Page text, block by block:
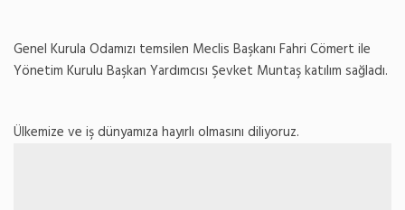
Genel Kurula Odamızı temsilen Meclis Başkanı Fahri Cömert ile
Yönetim Kurulu Başkan Yardımcısı Şevket Muntaş katılım sağladı.
Ülkemize ve iş dünyamıza hayırlı olmasını diliyoruz.